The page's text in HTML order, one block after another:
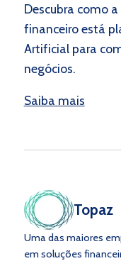
Descubra como
financeiro está
Artificial para
negócios.
Saiba mais
Topaz
Uma das maiores
em soluções